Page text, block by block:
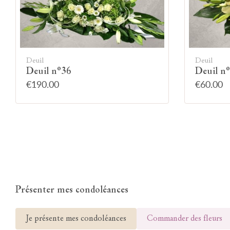
Deuil
Deuil n°36
€190.00
Deuil
Deuil
€60.00
Présenter mes condoléances
Je présente mes condoléances Commander des fleurs